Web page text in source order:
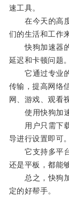
速工具。
在今天的高度
们的生活和工作
快狗加速器的
延迟和卡顿问题。
它通过专业的
传输，提高网络
网、游戏、观看
使用快狗加速
用户只需下载
导进行设置即可。
它支持多平台
还是平板，都能
总之，快狗加
定的好帮手。